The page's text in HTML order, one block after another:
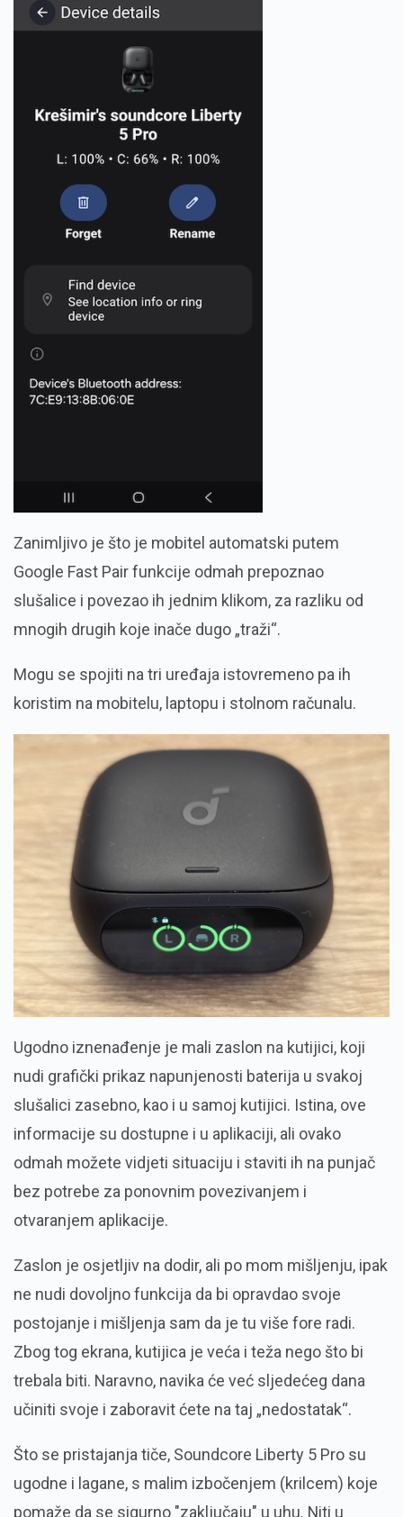
Zanimljivo je što je mobitel automatski putem
Google Fast Pair funkcije odmah prepoznao
slušalice i povezao ih jednim klikom, za razliku od
mnogih drugih koje inače dugo „traži“.
Mogu se spojiti na tri uređaja istovremeno pa ih
koristim na mobitelu, laptopu i stolnom računalu.
Ugodno iznenađenje je mali zaslon na kutijici, koji
nudi grafički prikaz napunjenosti baterija u svakoj
slušalici zasebno, kao i u samoj kutijici. Istina, ove
informacije su dostupne i u aplikaciji, ali ovako
odmah možete vidjeti situaciju i staviti ih na punjač
bez potrebe za ponovnim povezivanjem i
otvaranjem aplikacije.
Zaslon je osjetljiv na dodir, ali po mom mišljenju, ipak
ne nudi dovoljno funkcija da bi opravdao svoje
postojanje i mišljenja sam da je tu više fore radi.
Zbog tog ekrana, kutijica je veća i teža nego što bi
trebala biti. Naravno, navika će već sljedećeg dana
učiniti svoje i zaboravit ćete na taj „nedostatak“.
Što se pristajanja tiče, Soundcore Liberty 5 Pro su
ugodne i lagane, s malim izbočenjem (krilcem) koje
pomaže da se sigurno "zaključaju" u uhu. Niti u